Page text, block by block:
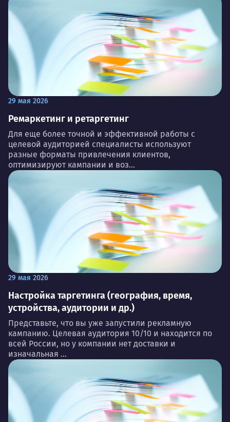
29 мая 2026
Ремаркетинг и ретаргетинг
Для еще более точной и эффективной работы с
целевой аудиторией специалисты используют
разные форматы привлечения клиентов,
оптимизируют кампании и воз...
29 мая 2026
Настройка таргетинга (география, время,
устройства, аудитории и др.)
Представьте, что вы уже запустили рекламную
кампанию. Целевая аудитория 10/10 и находится по
всей России, но у компании нет доставки и
изначальная ...